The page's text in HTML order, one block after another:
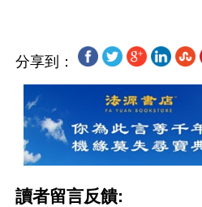
分享到：
讀者留言反饋: